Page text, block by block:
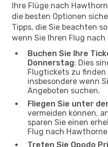
Ihre Flüge nach
die besten Optionen
Tipps, die Sie beachten
wenn Sie Ihren Flug
Buchen Sie Ihre
Donnerstag: Dies
Flugtickets zu
insbesondere wenn
Angeboten suchen.
Fliegen Sie unter
vermeiden können,
sparen Sie einen
Flug nach
Treten Sie Opodo